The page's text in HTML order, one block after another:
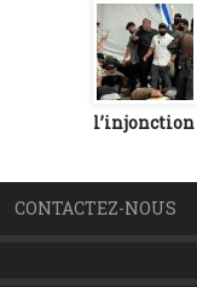
l’injonction
CONTACTEZ-NOUS